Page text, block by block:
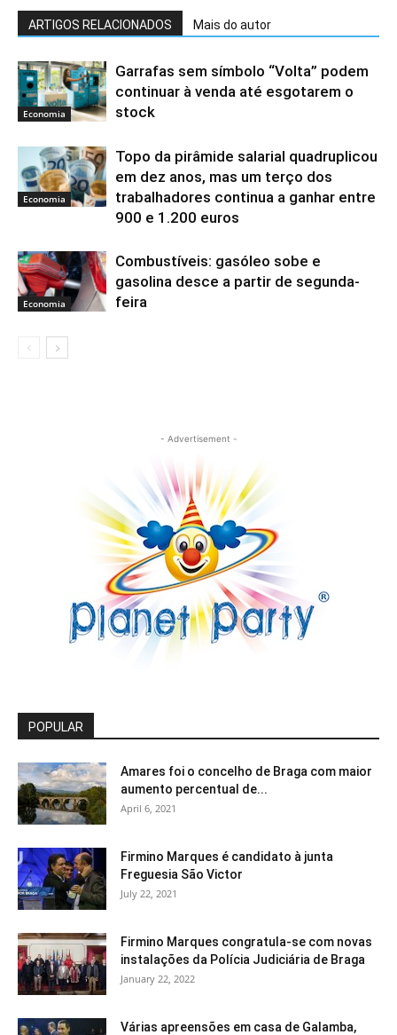
ARTIGOS RELACIONADOS Mais do autor
Economia
Garrafas sem símbolo “Volta” podem
continuar à venda até esgotarem o
stock
Economia
Topo da pirâmide salarial quadruplicou
em dez anos, mas um terço dos
trabalhadores continua a ganhar entre
900 e 1.200 euros
Economia
Combustíveis: gasóleo sobe e
gasolina desce a partir de segunda-
feira
- Advertisement -
POPULAR
Amares foi o concelho de Braga com maior
aumento percentual de...
April 6, 2021
Firmino Marques é candidato à junta
Freguesia São Victor
July 22, 2021
Firmino Marques congratula-se com novas
instalações da Polícia Judiciária de Braga
January 22, 2022
Várias apreensões em casa de Galamba,